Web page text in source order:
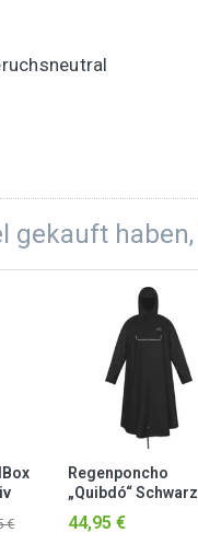
gekauft
€
Regenponcho
„Quibdó“ Schwarz
44,95 €